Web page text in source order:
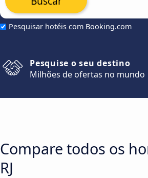
Pesquisar hotéis com Booking.com
Pesquise o seu destino
Milhões de ofertas no mundo
Compare todos os
RJ